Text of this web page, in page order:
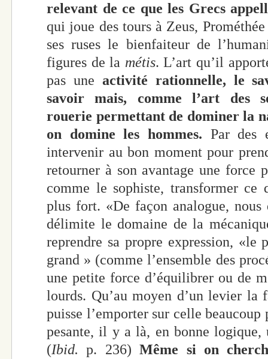
relevant de ce que les Grecs
qui joue des tours à Zeus,
ses ruses le bienfaiteur de
figures de la métis. L’art qu’il
pas une activité rationnelle, le
savoir mais, comme l’art des
rouerie permettant de dominer la
on domine les hommes. Par des
intervenir au bon moment pour
retourner à son avantage une
comme le sophiste, transformer
plus fort. «De façon analogue, nous
délimite le domaine de la
reprendre sa propre expression,
grand » (comme l’ensemble des
une petite force d’équilibrer ou de
lourds. Qu’au moyen d’un levier la
puisse l’emporter sur celle beaucoup
pesante, il y a là, en bonne logique,
(Ibid. p. 236)Même si on